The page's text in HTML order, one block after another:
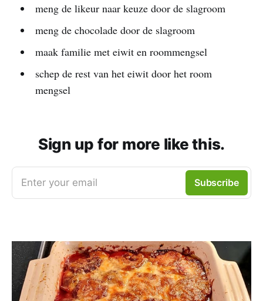
meng de likeur naar keuze door de slagroom
meng de chocolade door de slagroom
maak familie met eiwit en roommengsel
schep de rest van het eiwit door het room
mengsel
Sign up for more like this.
Enter your email Subscribe